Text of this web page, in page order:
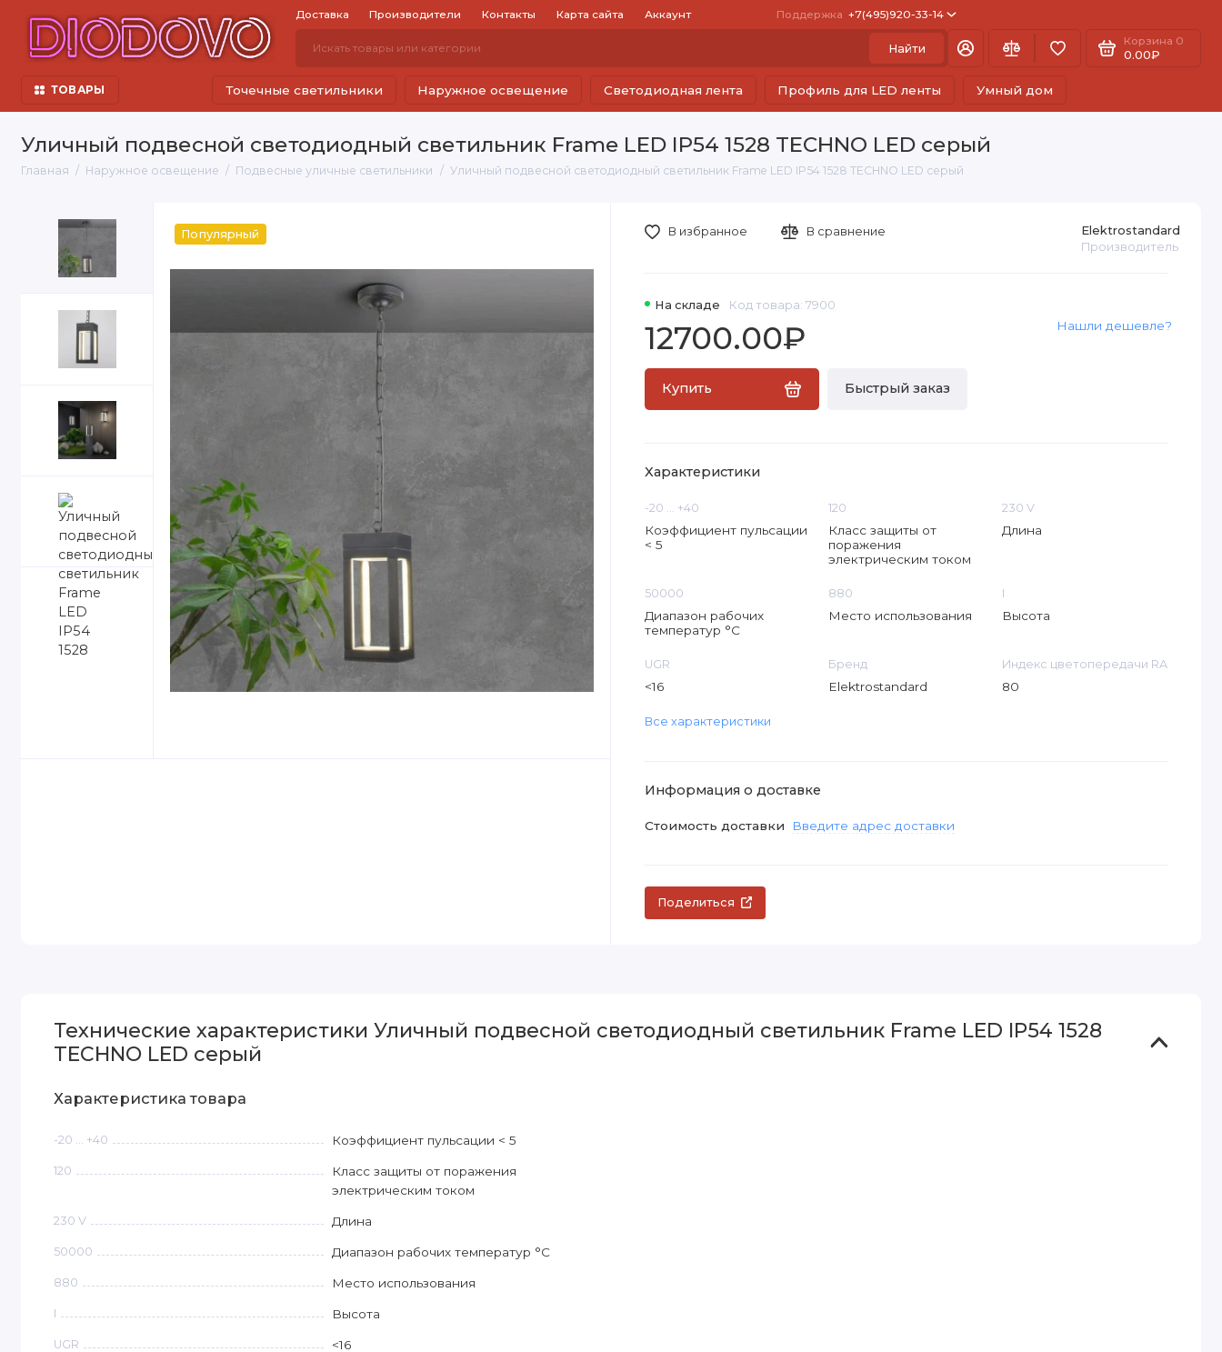
Доставка Производители Контакты Карта сайта Аккаунт Поддержка +7(495)920-33-14
Найти
Корзина 0
0.00₽
ТОВАРЫ Точечные светильники Наружное освещение Светодиодная лента Профиль для LED ленты Умный дом
Уличный подвесной светодиодный светильник Frame LED IP54 1528 TECHNO LED серый
Главная Наружное освещение Подвесные уличные светильники Уличный подвесной светодиодный светильник Frame LED IP54 1528 TECHNO LED серый
Популярный
На складе Код товара: 7900
Elektrostandard
Производитель
12700.00₽
Купить Быстрый заказ
Нашли дешевле?
В избранное В сравнение
Характеристики
-20 ... +40
Коэффициент пульсации
< 5
120
Класс защиты от
поражения
электрическим током
230 V
Длина
50000
Диапазон рабочих
температур °C
880
Место использования
I
Высота
UGR
<16
Бренд
Elektrostandard
Индекс цветопередачи RA
80
Все характеристики
Информация о доставке
Стоимость доставки Введите адрес доставки
Поделиться
Технические характеристики Уличный подвесной светодиодный светильник Frame LED IP54 1528
TECHNO LED серый
Характеристика товара
-20 ... +40 Коэффициент пульсации < 5
120
Класс защиты от поражения
электрическим током
230 V Длина
50000 Диапазон рабочих температур °C
880 Место использования
I Высота
UGR <16